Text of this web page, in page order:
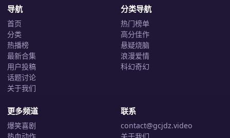
导航
首页
分类
热播榜
最新合集
用户投稿
话题讨论
关于我们
分类导航
热门榜单
高分佳作
悬疑烧脑
浪漫爱情
科幻奇幻
更多频道
爆笑喜剧
联系
contact@gcjdz.video